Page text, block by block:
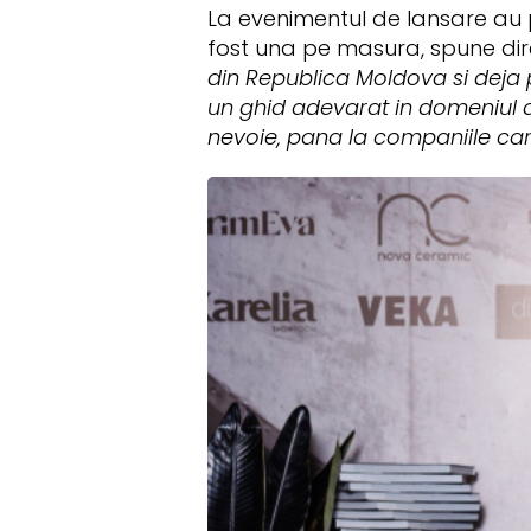
La evenimentul de lansare
fost una pe masura, spune
din Republica Moldova si
un ghid adevarat in domeniul
nevoie, pana la companiile